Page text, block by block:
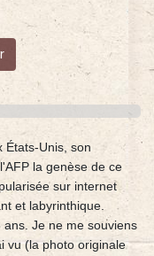
États-Unis, son
la genèse de ce
sur internet
et labyrinthique.
Je ne me souviens
vu (la photo originale